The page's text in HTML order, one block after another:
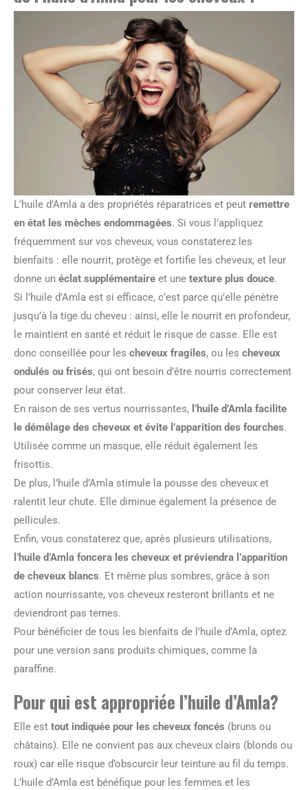
L’huile d’Amla a des propriétés réparatrices et peut remettre
en état les mèches endommagées. Si vous l’appliquez
fréquemment sur vos cheveux, vous constaterez les
bienfaits : elle nourrit, protège et fortifie les cheveux, et leur
donne un éclat supplémentaire et une texture plus douce.
Si l’huile d’Amla est si efficace, c’est parce qu’elle pénètre
jusqu’à la tige du cheveu : ainsi, elle le nourrit en profondeur,
le maintient en santé et réduit le risque de casse. Elle est
donc conseillée pour les cheveux fragiles, ou les cheveux
ondulés ou frisés, qui ont besoin d’être nourris correctement
pour conserver leur état.
En raison de ses vertus nourrissantes, l’huile d’Amla facilite
le démêlage des cheveux et évite l’apparition des fourches.
Utilisée comme un masque, elle réduit également les
frisottis.
De plus, l’huile d’Amla stimule la pousse des cheveux et
ralentit leur chute. Elle diminue également la présence de
pellicules.
Enfin, vous constaterez que, après plusieurs utilisations,
l’huile d’Amla foncera les cheveux et préviendra l’apparition
de cheveux blancs. Et même plus sombres, grâce à son
action nourrissante, vos cheveux resteront brillants et ne
deviendront pas ternes.
Pour bénéficier de tous les bienfaits de l’huile d’Amla, optez
pour une version sans produits chimiques, comme la
paraffine.
Pour qui est appropriée l’huile d’Amla?
Elle est tout indiquée pour les cheveux foncés (bruns ou
châtains). Elle ne convient pas aux cheveux clairs (blonds ou
roux) car elle risque d’obscurcir leur teinture au fil du temps.
L’huile d’Amla est bénéfique pour les femmes et les